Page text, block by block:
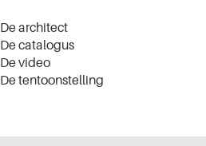
De architect
De catalogus
De video
De tentoonstelling